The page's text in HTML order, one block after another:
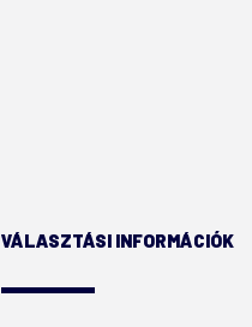
VÁLASZTÁSI INFORMÁCIÓK